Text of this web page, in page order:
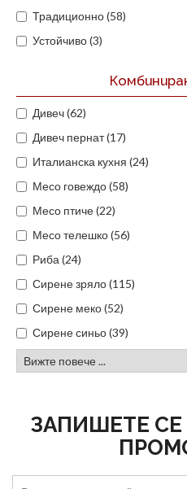
Традиционно (58)
Устойчиво (3)
Дивеч (62)
Дивеч пернат (17)
Италианска кухня (24)
Месо говеждо (58)
Месо птиче (22)
Месо телешко (56)
Риба (24)
Сирене зряло (115)
Сирене меко (52)
Сирене синьо (39)
ЗАПИШЕТЕ